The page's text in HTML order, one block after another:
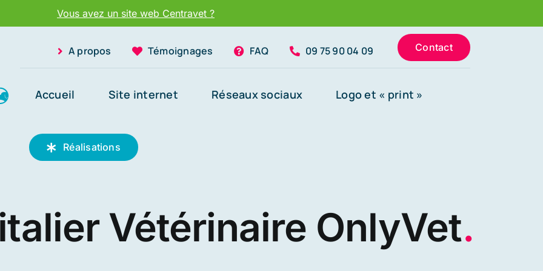
Vous avez un site web Centravet ?
A propos Témoignages FAQ 09 75 90 04 09 Contact
Accueil Site internet Réseaux sociaux Logo et « print »
Réalisations
Vétérinaire OnlyVet.